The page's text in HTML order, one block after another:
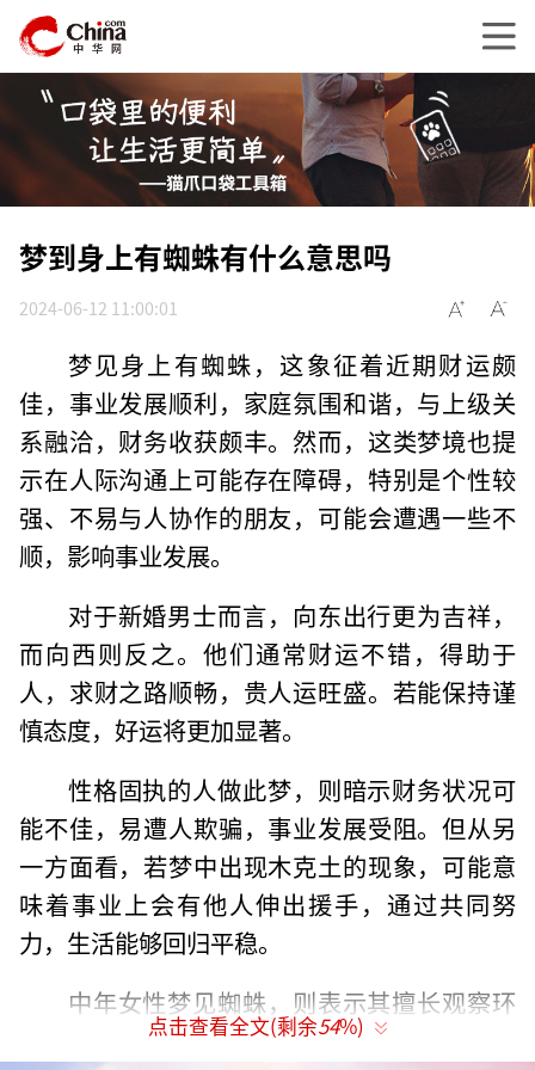
梦到身上有蜘蛛有什么意思吗
2024-06-12 11:00:01
梦见身上有蜘蛛，这象征着近期财运颇
佳，事业发展顺利，家庭氛围和谐，与上级关
系融洽，财务收获颇丰。然而，这类梦境也提
示在人际沟通上可能存在障碍，特别是个性较
强、不易与人协作的朋友，可能会遭遇一些不
顺，影响事业发展。
对于新婚男士而言，向东出行更为吉祥，
而向西则反之。他们通常财运不错，得助于
人，求财之路顺畅，贵人运旺盛。若能保持谨
慎态度，好运将更加显著。
性格固执的人做此梦，则暗示财务状况可
能不佳，易遭人欺骗，事业发展受阻。但从另
一方面看，若梦中出现木克土的现象，可能意
味着事业上会有他人伸出援手，通过共同努
力，生活能够回归平稳。
中年女性梦见蜘蛛，则表示其擅长观察环
境，善于把握机会，职业地位有望提升，经济
点击查看全文(剩余54%)